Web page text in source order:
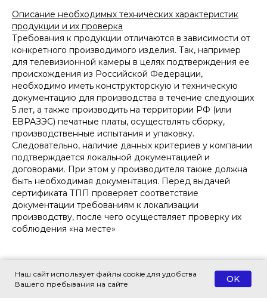
Описание необходимых технических характеристик
продукции и их проверка
Требования к продукции отличаются в зависимости от
конкретного производимого изделия. Так, например
для телевизионной камеры в целях подтверждения ее
происхождения из Российской Федерации,
необходимо иметь конструкторскую и техническую
документацию для производства в течение следующих
5 лет, а также производить на территории РФ (или
ЕВРАЗЭС) печатные платы, осуществлять сборку,
производственные испытания и упаковку.
Следовательно, наличие данных критериев у компании
подтверждается локальной документацией и
договорами. При этом у производителя также должна
быть необходимая документация. Перед выдачей
сертификата ТПП проверяет соответствие
документации требованиям к локализации
производству, после чего осуществляет проверку их
соблюдения «на месте»
регистрации
Наш сайт использует файлы cookie для удобства
Вашего пребывания на сайте
OK